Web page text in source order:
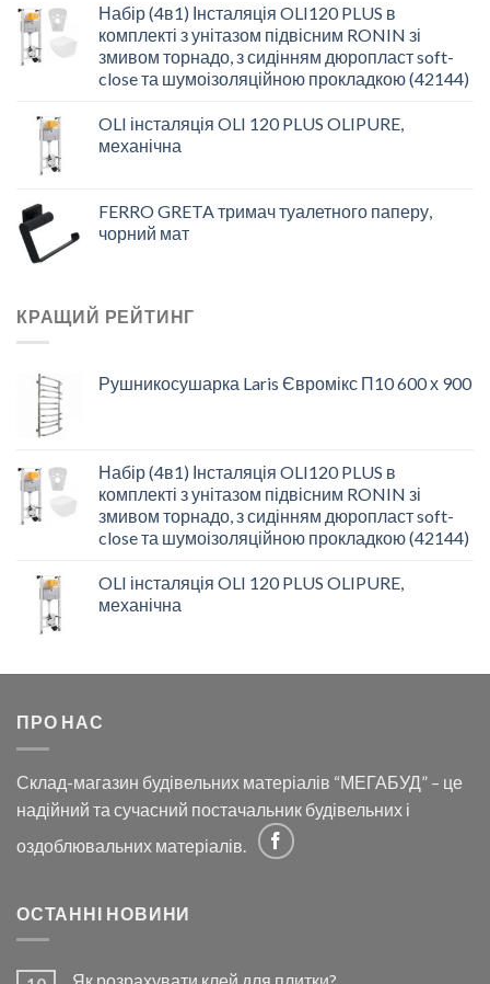
Набір (4в1) Інсталяція OLI120 PLUS в
комплекті з унітазом підвісним RONIN зі
змивом торнадо, з сидінням дюропласт soft-
close та шумоізоляційною прокладкою (42144)
OLI інсталяція OLI 120 PLUS OLIPURE,
механічна
FERRO GRETA тримач туалетного паперу,
чорний мат
КРАЩИЙ РЕЙТИНГ
Рушникосушарка Laris Євромікс П10 600 х 900
Набір (4в1) Інсталяція OLI120 PLUS в
комплекті з унітазом підвісним RONIN зі
змивом торнадо, з сидінням дюропласт soft-
close та шумоізоляційною прокладкою (42144)
OLI інсталяція OLI 120 PLUS OLIPURE,
механічна
ПРО НАС
Склад-магазин будівельних матеріалів “МЕГАБУД” – це
надійний та сучасний постачальник будівельних і
оздоблювальних матеріалів.
ОСТАННІ НОВИНИ